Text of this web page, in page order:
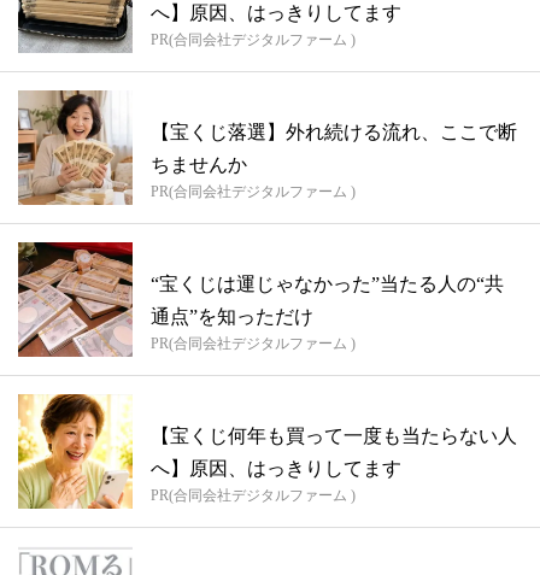
へ】原因、はっきりしてます
PR(合同会社デジタルファーム )
【宝くじ落選】外れ続ける流れ、ここで断
ちませんか
PR(合同会社デジタルファーム )
“宝くじは運じゃなかった”当たる人の“共
通点”を知っただけ
PR(合同会社デジタルファーム )
【宝くじ何年も買って一度も当たらない人
へ】原因、はっきりしてます
PR(合同会社デジタルファーム )